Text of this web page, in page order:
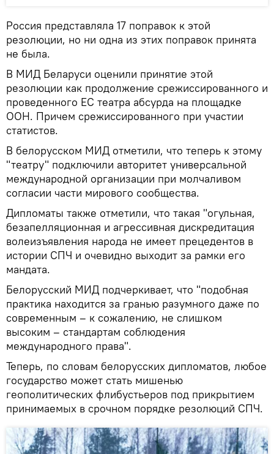
Россия представляла 17 поправок к этой
резолюции, но ни одна из этих поправок принята
не была.
В МИД Беларуси оценили принятие этой
резолюции как продолжение срежиссированного и
проведенного ЕС театра абсурда на площадке
ООН. Причем срежиссированного при участии
статистов.
В белорусском МИД отметили, что теперь к этому
"театру" подключили авторитет универсальной
международной организации при молчаливом
согласии части мирового сообщества.
Дипломаты также отметили, что такая "огульная,
безапелляционная и агрессивная дискредитация
волеизъявления народа не имеет прецедентов в
истории СПЧ и очевидно выходит за рамки его
мандата.
Белорусский МИД подчеркивает, что "подобная
практика находится за гранью разумного даже по
современным – к сожалению, не слишком
высоким – стандартам соблюдения
международного права".
Теперь, по словам белорусских дипломатов, любое
государство может стать мишенью
геополитических флибустьеров под прикрытием
принимаемых в срочном порядке резолюций СПЧ.